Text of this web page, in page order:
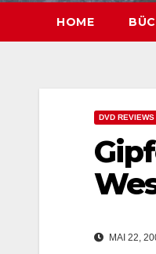
HOME
DVD REVIEWS
MAI 22,